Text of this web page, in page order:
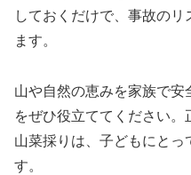
しておくだけで、事故の
ます。
山や自然の恵みを家族で
をぜひ役立ててください
山菜採りは、子どもにと
す。